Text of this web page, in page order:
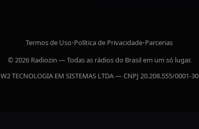
Termos de Uso•Política de Privacidade•Parcerias
© 2026 Radiozin — Todas as rádios do Brasil em um só lugar.
W2 TECNOLOGIA EM SISTEMAS LTDA — CNPJ 20.208.555/0001-30